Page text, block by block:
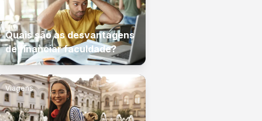
Quais são as desvantagens
de financiar faculdade?
Viagens